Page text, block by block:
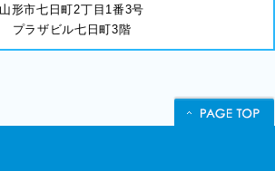
山形市七日町2丁目1番3号
プラザビル七日町3階